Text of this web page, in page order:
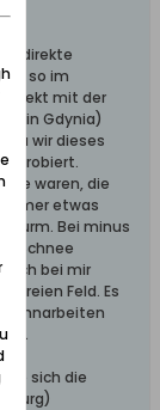
direkte
so im
direkt mit der
in Gdynia)
wir dieses
waren, die
etwas
Bei minus
Schnee
sich bei mir
freien Feld. Es
ist.
sich die